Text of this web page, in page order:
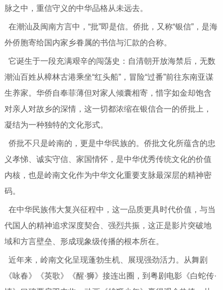
脉之中，重信守义的中华品格从未远去。
在潮汕及闽南方言中，“批”即是信。侨批，又称“银信”，是海
外侨胞寄给国内家乡眷属的书信与汇款的合称。
它诞生于一段充满艰辛的闯荡史：自清朝开放海禁后，无数
潮汕百姓从樟林古港乘坐“红头船”，冒险“过番”前往东南亚谋
生养家。华侨自奉菲薄但对家人倾囊相寄，惜字如金却饱含
对亲人对故乡的深情，这一切都浓缩在银信合一的侨批上，
凝结为一种独特的文化形式。
侨批不只是岭南的，更是中华民族的。侨批文化所蕴含的忠
义孝悌、诚实守信、家国情怀，是中华优秀传统文化的价值
内核，也是岭南文化作为中华文化重要支脉最深层的精神密
码。
在中华民族伟大复兴征程中，这一品质更具时代价值，与当
代国人的精神追求深度契合、强烈共振，这正是影片突破地
域和方言壁垒、形成现象级传播的根本所在。
近年来，岭南文化呈现蓬勃生机、展现强劲活力。从舞剧
《咏春》《英歌》《醒·狮》接连出圈，到粤剧电影《白蛇传·